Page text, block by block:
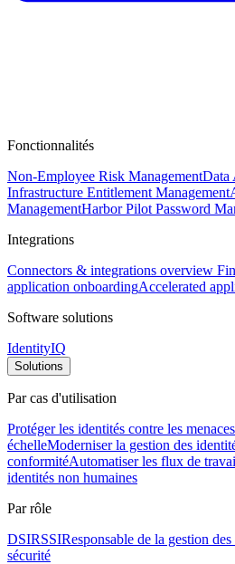
Fonctionnalités
Non-Employee Risk ManagementData
Infrastructure Entitlement Management
ManagementHarbor Pilot Password
Integrations
Connectors & integrations overview
application onboardingAccelerated
Software solutions
IdentityIQ
Solutions
Par cas d'utilisation
Protéger les identités contre les menaces
échelleModerniser la gestion des
conformitéAutomatiser les flux de
identités non humaines
Par rôle
DSIRSSIResponsable de la gestion
sécurité